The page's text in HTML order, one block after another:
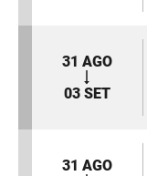
31 AGO
03 SET
31 AGO